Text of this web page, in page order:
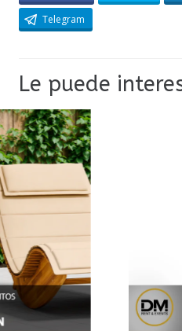
Telegram
Le puede